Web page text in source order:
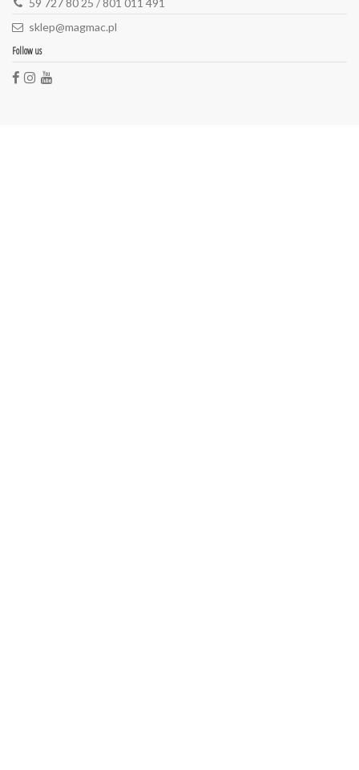
59 727 80 25 / 801 011 491
sklep@magmac.pl
Follow us